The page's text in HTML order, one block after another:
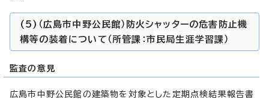
(5)（広島市中野公民館）防火シャッターの危害防止機
構等の装着について（所管課：市民局生涯学習課）
監査の意見
広島市中野公民館の建築物を対象とした定期点検結果報告書